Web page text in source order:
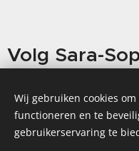
Volg Sara-
Wij gebruiken cookies
functioneren en te
gebruikerservaring te